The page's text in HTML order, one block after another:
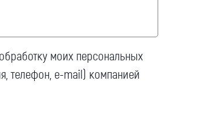
моих персональных
телефон, e-mail) компанией